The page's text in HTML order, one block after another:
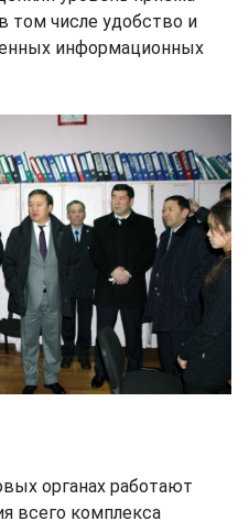
том числе удобство и
информационных
органах работают
всего комплекса